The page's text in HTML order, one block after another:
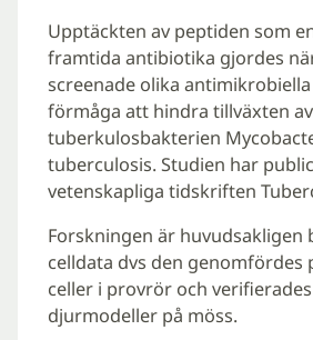
Upptäckten av peptiden som
framtida antibiotika gjordes
screenade olika
förmåga att hindra tillväxten av
tuberkulosbakterien
tuberculosis. Studien har
vetenskapliga tidskriften
Forskningen är huvudsakligen
celldata dvs den genomfördes
celler i provrör och
djurmodeller på möss.